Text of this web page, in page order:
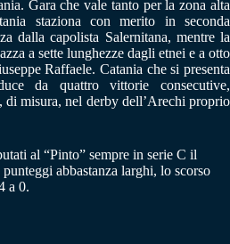
Gara che vale tanto per la zona alta
staziona con merito in seconda
dalla capolista Salernitana, mentre la
a sette lunghezze dagli etnei e a otto
Raffaele. Catania che si presenta
da quattro vittorie consecutive,
di misura, nel derby dell’Arechi proprio
al “Pinto” sempre in serie C il
abbastanza larghi, lo scorso
a 0.